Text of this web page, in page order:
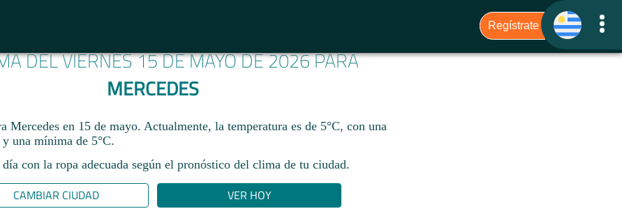
DEL VIERNES 15 DE MAYO DE 2026 PARA
MERCEDES
Mercedes en 15 de mayo. Actualmente, la temperatura es de 5°C, con una
una mínima de 5°C.
día con la ropa adecuada según el pronóstico del clima de tu ciudad.​
CAMBIAR CIUDAD VER HOY